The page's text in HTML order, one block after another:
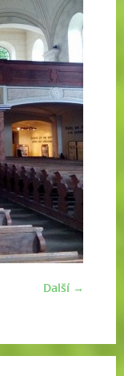
Další →